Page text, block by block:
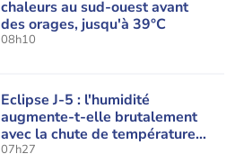
chaleurs au sud-ouest avant
des orages, jusqu'à 39°C
08h10
Eclipse J-5 : l'humidité
augmente-t-elle brutalement
avec la chute de température
pendant l'éclipse du 12 août ?
07h27